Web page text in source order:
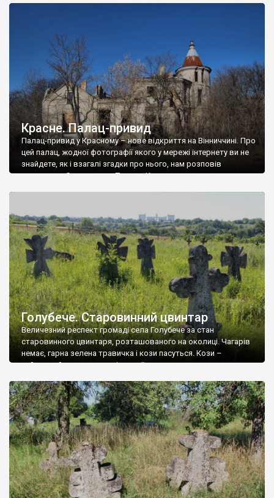
Красне. Палац-привид
Палац-привид у Красному – нове відкриття на Вінниччині. Про
цей палац, жодної фотографії якого у мережі інтернету ви не
знайдете, як і взагалі згадки про нього, нам розповів
мешканець Самгородка. Палац у Красному вразив не лише
Голубече. Старовинний цвинтар
Величезний респект громаді села Голубече за стан
старовинного цвинтаря, розташованого на околиці. Чагарів
немає, гарна зелена травичка і кози пасуться. Кози –
найкращий регулятор шкідливої, для старих кладовищ,
бруньками, кози ті бруньки обгризають, бо то улюблений
делікатес. На цвинтарі у Голубечому ціла колекція
різноманітних форм хрестів. Село відносно невелике, […]